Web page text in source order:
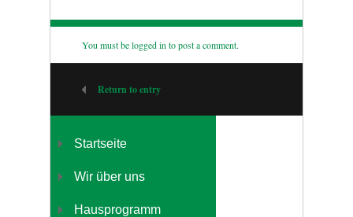
You must belogged in to post a comment.
Return to entry
Startseite
Wir über uns
Hausprogramm